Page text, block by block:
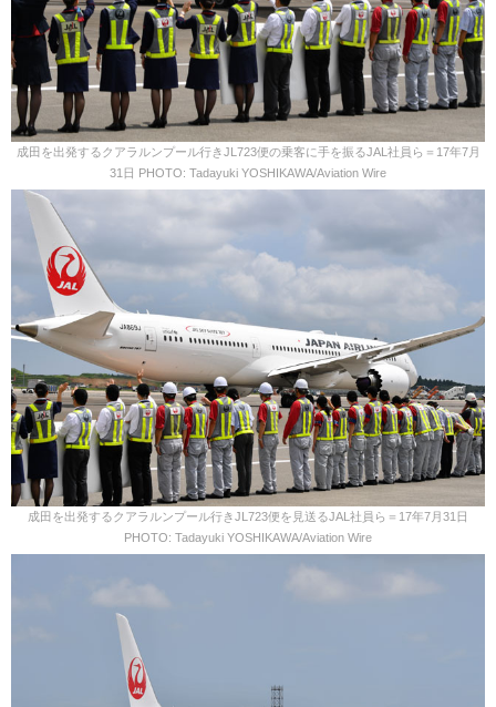
成田を出発するクアラルンプール行きJL723便の乗客に手を振るJAL社員ら＝17年7月
31日 PHOTO: Tadayuki YOSHIKAWA/Aviation Wire
成田を出発するクアラルンプール行きJL723便を見送るJAL社員ら＝17年7月31日
PHOTO: Tadayuki YOSHIKAWA/Aviation Wire